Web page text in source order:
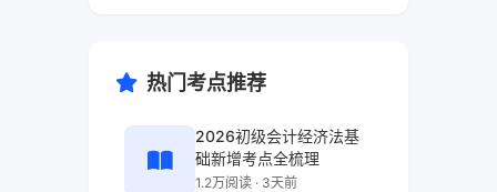
热门考点推荐
2026初级会计经济法基
础新增考点全梳理
1.2万阅读 · 3天前